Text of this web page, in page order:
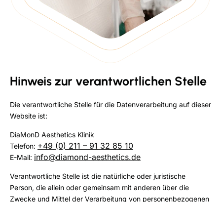
Hinweis zur verantwortlichen Stelle
Die verantwortliche Stelle für die Datenverarbeitung auf dieser
Website ist:
DiaMonD Aesthetics Klinik
Telefon: +49 (0) 211 – 91 32 85 10
E-Mail: info@diamond-aesthetics.de
Verantwortliche Stelle ist die natürliche oder juristische
Person, die allein oder gemeinsam mit anderen über die
Zwecke und Mittel der Verarbeitung von personenbezogenen